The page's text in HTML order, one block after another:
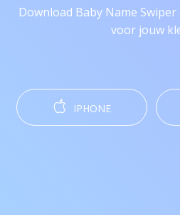
Download Baby Name
voor jouw
IPHONE